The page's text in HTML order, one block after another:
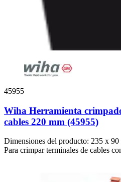
45955
Wiha Herramienta
cables 220 mm (45955)
Dimensiones del producto: 235 x
Para crimpar terminales de cables